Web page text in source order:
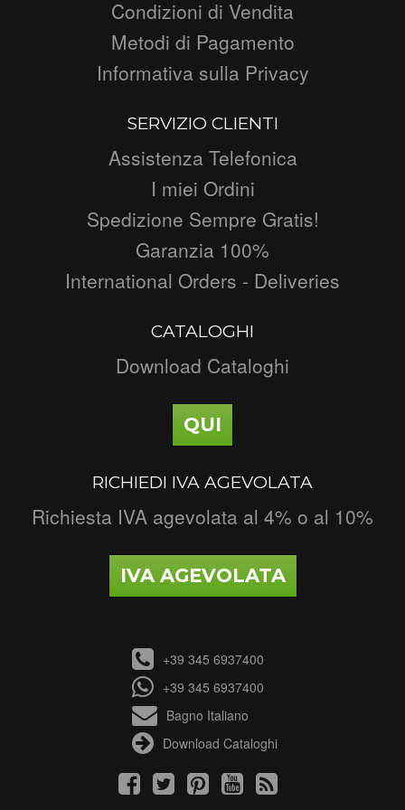
Condizioni di Vendita
Metodi di Pagamento
Informativa sulla Privacy
SERVIZIO CLIENTI
Assistenza Telefonica
I miei Ordini
Spedizione Sempre Gratis!
Garanzia 100%
International Orders - Deliveries
CATALOGHI
Download Cataloghi
QUI
RICHIEDI IVA AGEVOLATA
Richiesta IVA agevolata al 4% o al 10%
IVA AGEVOLATA
+39 345 6937400
+39 345 6937400
Bagno Italiano
Download Cataloghi